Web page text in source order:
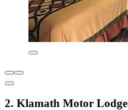
2. Klamath Motor Lodge